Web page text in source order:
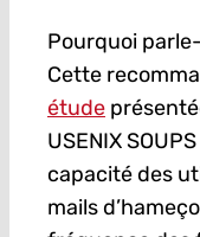
Pourquoi
Cette
étude
USENIX
capacité des
mails